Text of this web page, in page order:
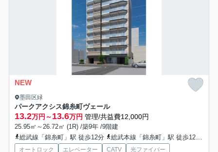
NEW
墨田区緑
パークアクシス錦糸町ヴェール
13.2万円～13.6万円 管理/共益費12,000円
25.95㎡～26.72㎡ (1R) /築9年 /9階建
総武線「錦糸町」駅 徒歩12分
総武本線「錦糸町」駅 徒歩12分
オートロック エレベーター CATV 光ファイバー